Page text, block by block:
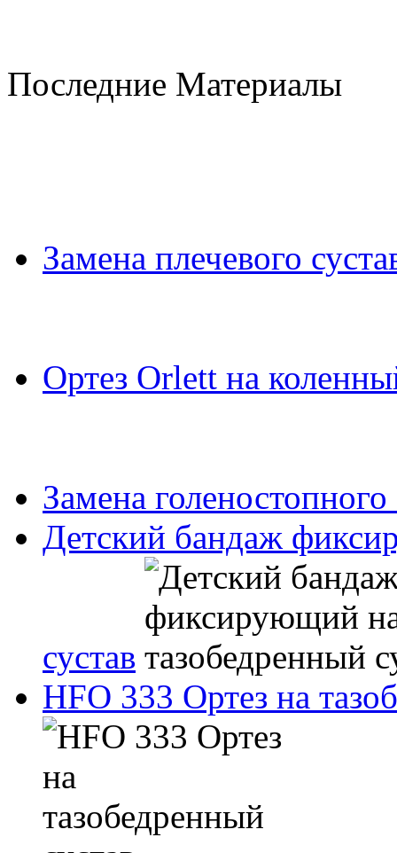
Последние Материалы
Замена плечевого
Ортез Orlett на
Замена голеностопного
Детский бандаж
сустав
HFO 333 Ортез на